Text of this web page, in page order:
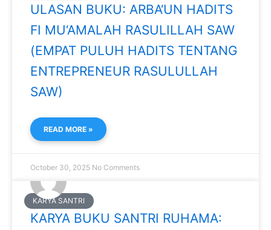
ULASAN BUKU: ARBA‘UN HADITS
FI MU‘AMALAH RASULILLAH SAW
(EMPAT PULUH HADITS TENTANG
ENTREPRENEUR RASULULLAH
SAW)
READ MORE »
October 30, 2025 No Comments
KARYA SANTRI
KARYA BUKU SANTRI RUHAMA: